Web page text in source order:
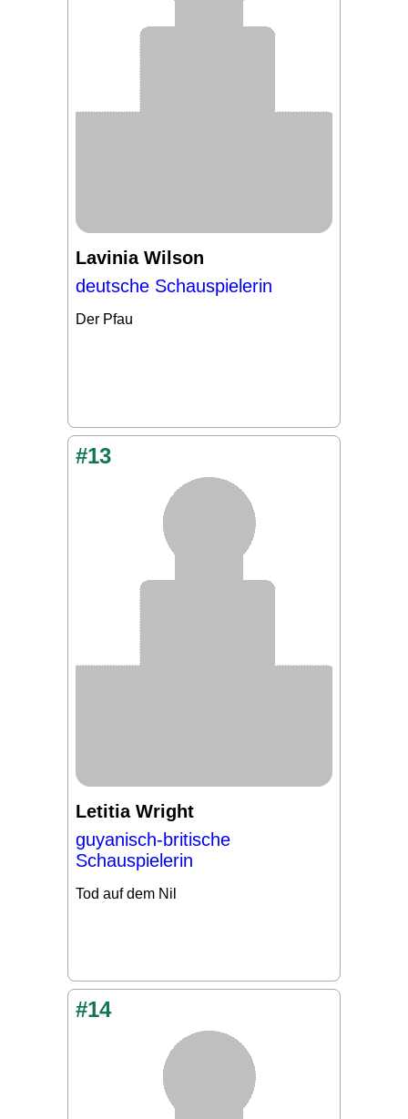
Lavinia Wilson
deutsche Schauspielerin
Der Pfau
#13
Letitia Wright
guyanisch-britische
Schauspielerin
Tod auf dem Nil
#14